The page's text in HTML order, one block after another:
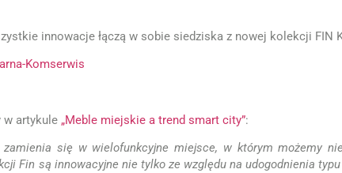
innowacje łączą w sobie siedziska z nowej kolekcji FIN
w artykule „Meble miejskie a trend smart city”:
się w wielofunkcyjne miejsce, w którym możemy
Fin są innowacyjne nie tylko ze względu na udogodnienia